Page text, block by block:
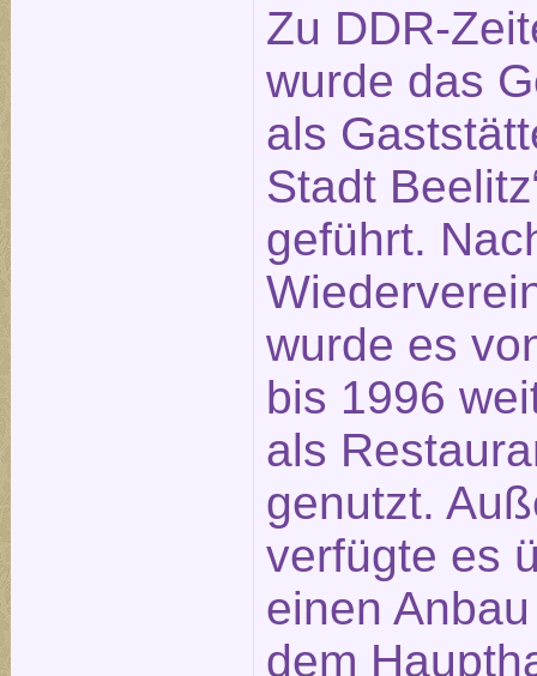
Zu DDR-
wurde das
als
Stadt
geführt.
wurde es
bis 1996
als
genutzt.
verfügte es
einen
dem